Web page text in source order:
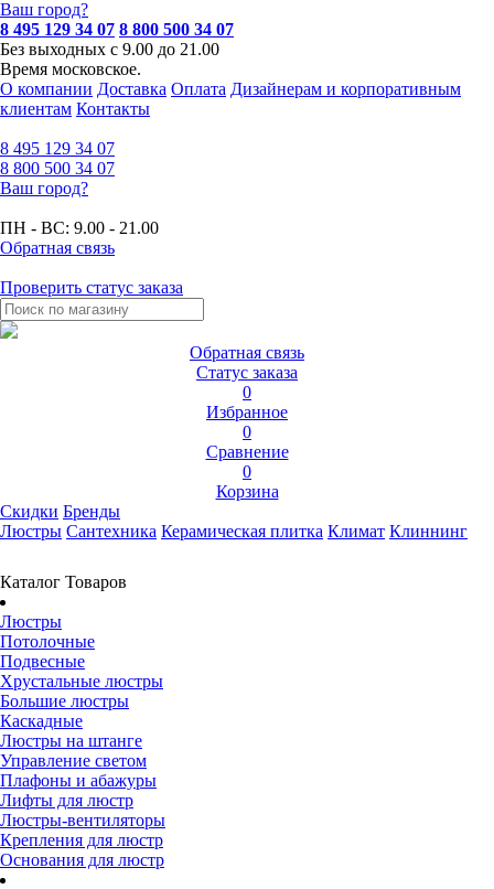
Ваш город?
8 495 129 34 07 8 800 500 34 07
Без выходных с 9.00 до 21.00
Время московское.
О компании Доставка Оплата Дизайнерам и корпоративным
клиентам Контакты
8 495 129 34 07
8 800 500 34 07
Ваш город?
ПН - ВС: 9.00 - 21.00
Обратная связь
Проверить статус заказа
Обратная связь
Статус заказа
0
Избранное
0
Сравнение
0
Корзина
Скидки Бренды
Люстры Сантехника Керамическая плитка Климат Клиннинг
Каталог Товаров
Люстры
Потолочные
Подвесные
Хрустальные люстры
Большие люстры
Каскадные
Люстры на штанге
Управление светом
Плафоны и абажуры
Лифты для люстр
Люстры-вентиляторы
Крепления для люстр
Основания для люстр